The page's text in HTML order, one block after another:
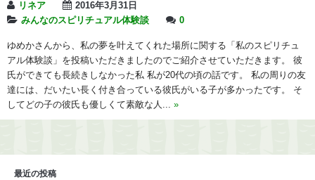
リネア
2016年3月31日
みんなのスピリチュアル体験談
0
ゆめかさんから、私の夢を叶えてくれた場所に関する「私のスピリチュ
アル体験談」を投稿いただきましたのでご紹介させていただきます。 彼
氏ができても長続きしなかった私 私が20代の頃の話です。 私の周りの友
達には、だいたい長く付き合っている彼氏がいる子が多かったです。 そ
してどの子の彼氏も優しくて素敵な人... »
最近の投稿